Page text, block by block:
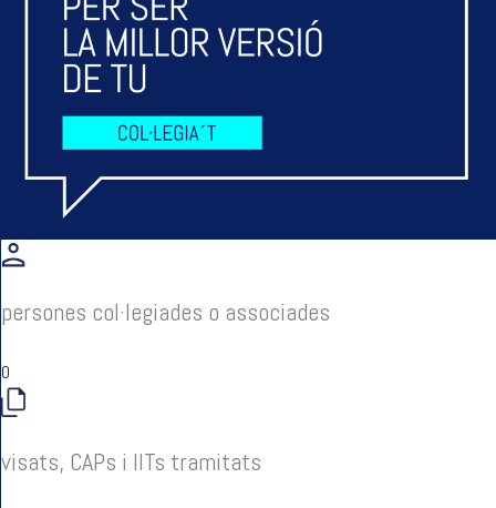
persones col·legiades o associades
0
visats, CAPs i IITs tramitats